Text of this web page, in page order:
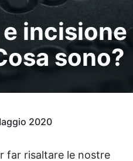
incisione
sono?
2020
far risaltare le nostre